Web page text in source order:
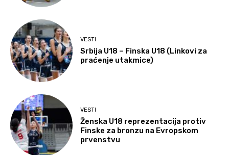
VESTI
Srbija U18 – Finska U18 (Linkovi za
praćenje utakmice)
VESTI
Ženska U18 reprezentacija protiv
Finske za bronzu na Evropskom
prvenstvu